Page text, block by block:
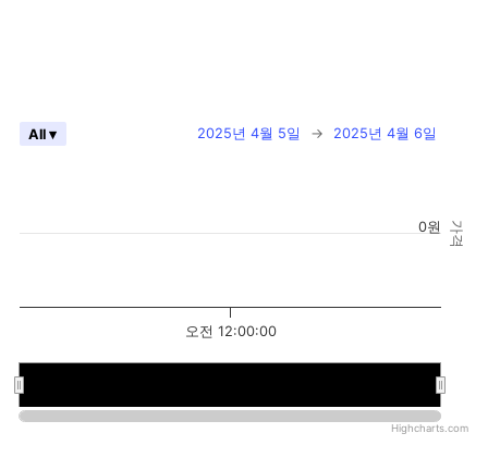
가격
2025년 4월 5일 → 2025년 4월 6일
All ▾
오전 12:00:00
0원
Highcharts.com